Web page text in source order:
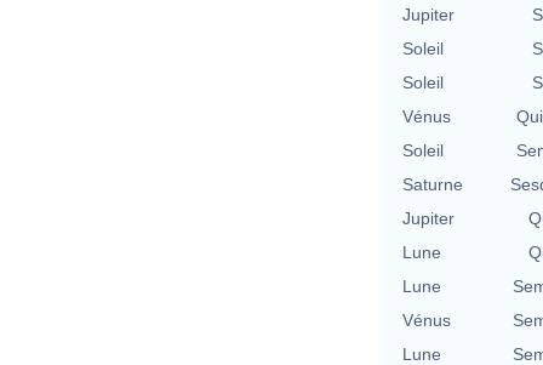
Jupiter
Soleil
Soleil
Vénus
Soleil
Saturne
Jupiter
Lune
Lune
Vénus
Lune